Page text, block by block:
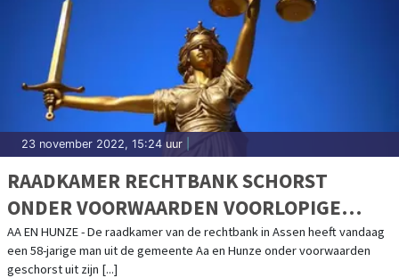
23 november 2022, 15:24 uur
RAADKAMER RECHTBANK SCHORST
ONDER VOORWAARDEN VOORLOPIGE
HECHTENIS VAN DRENTSE
HOOFDVERDACHTE IN GROOT
AA EN HUNZE - De raadkamer van de rechtbank in Assen heeft vandaag
een 58-jarige man uit de gemeente Aa en Hunze onder voorwaarden
geschorst uit zijn [...]